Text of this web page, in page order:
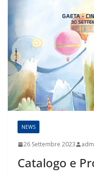
NEWS
26 Settembre 2023
Catalogo e